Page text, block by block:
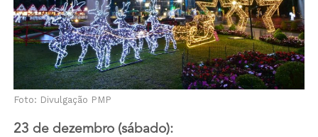
Foto: Divulgação PMP
23 de dezembro (sábado):